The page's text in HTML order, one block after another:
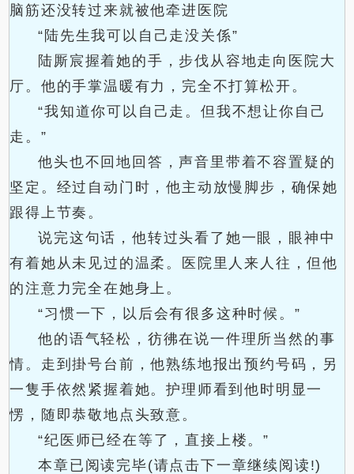
脑筋还没转过来就被他牵进医院
“陆先生我可以自己走没关係”
陆厮宸握着她的手，步伐从容地走向医院大
厅。他的手掌温暖有力，完全不打算松开。
“我知道你可以自己走。但我不想让你自己
走。”
他头也不回地回答，声音里带着不容置疑的
坚定。经过自动门时，他主动放慢脚步，确保她
跟得上节奏。
说完这句话，他转过头看了她一眼，眼神中
有着她从未见过的温柔。医院里人来人往，但他
的注意力完全在她身上。
“习惯一下，以后会有很多这种时候。”
他的语气轻松，彷彿在说一件理所当然的事
情。走到掛号台前，他熟练地报出预约号码，另
一隻手依然紧握着她。护理师看到他时明显一
愣，随即恭敬地点头致意。
“纪医师已经在等了，直接上楼。”
本章已阅读完毕(请点击下一章继续阅读!)